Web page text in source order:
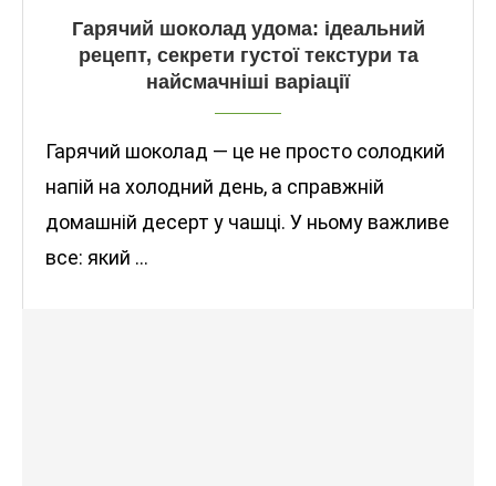
Гарячий шоколад удома: ідеальний
рецепт, секрети густої текстури та
найсмачніші варіації
Гарячий шоколад — це не просто солодкий
напій на холодний день, а справжній
домашній десерт у чашці. У ньому важливе
все: який …